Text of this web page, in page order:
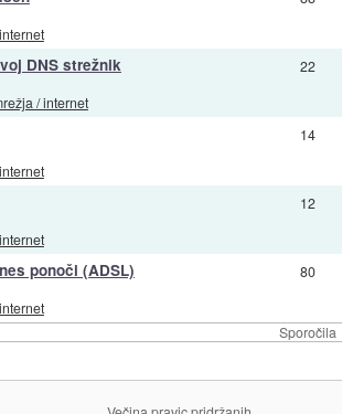
Sporočila
DNS strežnik
/ internet
22
14
12
ponoči (ADSL) 80